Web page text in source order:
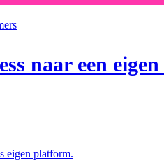
naar een
eigen platform.